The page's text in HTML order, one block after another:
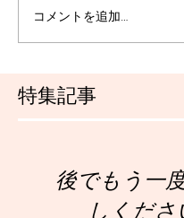
特集記事
コメントを追加…
後でもう一
しくださ